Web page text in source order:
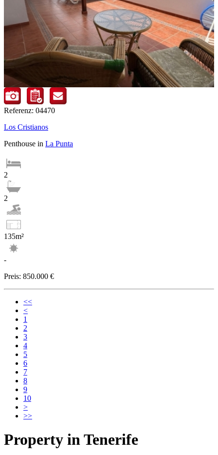
Referenz: 04470
Los Cristianos
Penthouse in La Punta
2
2
135m²
-
Preis: 850.000 €
<<
<
1
2
3
4
5
6
7
8
9
10
>
>>
Property in Tenerife